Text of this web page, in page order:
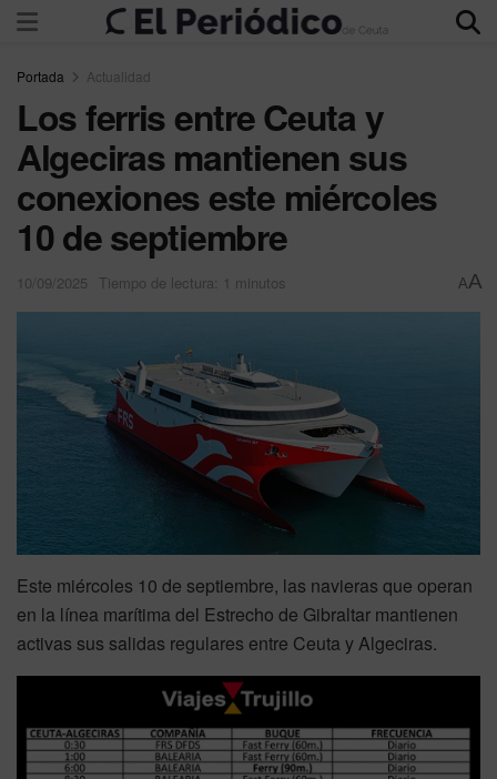
Portada Actualidad
Los ferris entre Ceuta y
Algeciras mantienen sus
conexiones este miércoles
10 de septiembre
10/09/2025 Tiempo de lectura: 1 minutos AA
Este miércoles 10 de septiembre, las navieras que operan
en la línea marítima del Estrecho de Gibraltar mantienen
activas sus salidas regulares entre Ceuta y Algeciras.